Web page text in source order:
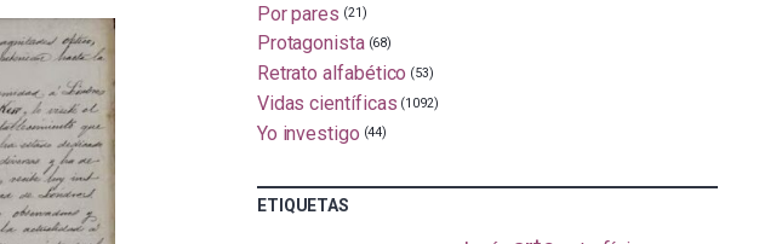
Por pares (21)
Protagonista (68)
Retrato alfabético (53)
Vidas científicas (1092)
Yo investigo (44)
ETIQUETAS